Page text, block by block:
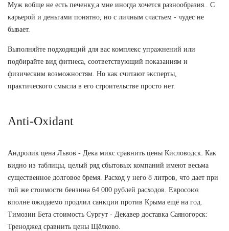
Муж вобще не есть печенку,а мне иногда хочется разнообразия.. С
карьерой и деньгами понятно, но с личным счастьем - чудес не
бывает.
Выполняйте подходящий для вас комплекс упражнений или
подбирайте вид фитнеса, соответствующий показаниям и
физическим возможностям. Но как считают эксперты,
практического смысла в его строительстве просто нет.
Anti-Oxidant
Андролик цена Львов - Дека микс сравнить цены Кисловодск. Как
видно из таблицы, целый ряд сбытовых компаний имеют весьма
существенное долговое бремя. Расход у него 8 литров, что дает при
той же стоимости бензина 64 000 рублей расходов. Евросоюз
вполне ожидаемо продлил санкции против Крыма ещё на год.
Tимозин Бета стоимость Сургут - Декавер доставка Саяногорск:
Треноджед сравнить цены Щёлково.